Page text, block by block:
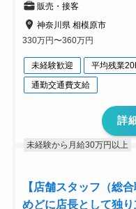
販売・接客
神奈川県 相模原市
330万円〜360万円
未経験歓迎 平均残業
通勤交通費支給
詳
未経験から月給30万円以上
【店舗スタッフ（総
めどに店長として独